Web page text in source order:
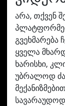
არა, თქვენ
გვეხმარება
ყველა
ხარისხი,
უბრალოდ